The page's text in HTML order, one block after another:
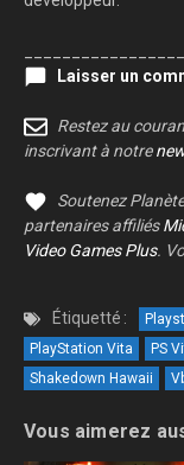
Laisser un
Restez au
inscrivant à notre
Soutenez
partenaires affiliés
Video Games Plus.
Étiquetté :
PlayStation Vita
PS
Shakedown Hawaii
Vous aimerez